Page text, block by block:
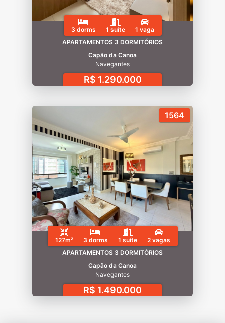
3 dorms 1 suíte
1 vaga
APARTAMENTOS 3 DORMITÓRIOS
Capão da Canoa
Navegantes
R$ 1.290.000
1564
127m² 3 dorms 1 suíte
2 vagas
APARTAMENTOS 3 DORMITÓRIOS
Capão da Canoa
Navegantes
R$ 1.490.000